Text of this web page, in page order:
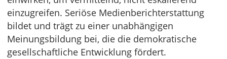
einzugreifen. Seriöse Medienberichterstattung
bildet und trägt zu einer unabhängigen
Meinungsbildung bei, die die demokratische
gesellschaftliche Entwicklung fördert.